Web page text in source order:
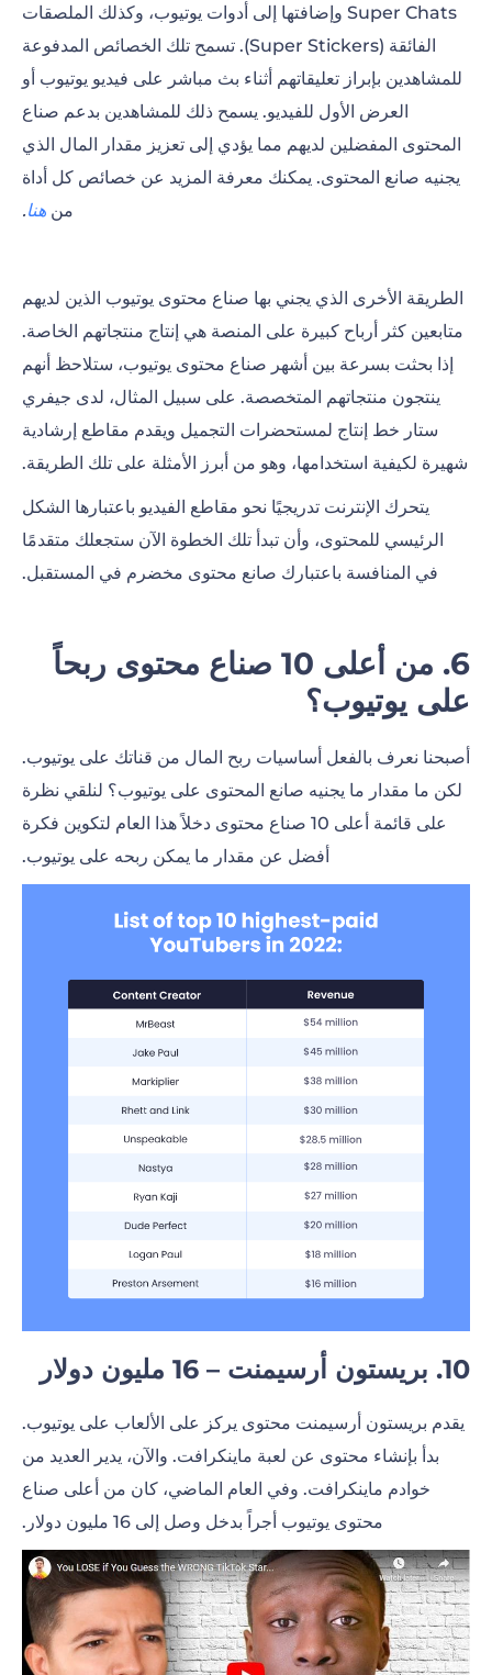
Super Chats وإضافتها إلى أدوات يوتيوب، وكذلك الملصقات
الفائقة (Super Stickers). تسمح تلك الخصائص المدفوعة
للمشاهدين بإبراز تعليقاتهم أثناء بث مباشر على فيديو يوتيوب أو
العرض الأول للفيديو. يسمح ذلك للمشاهدين بدعم صناع
المحتوى المفضلين لديهم مما يؤدي إلى تعزيز مقدار المال الذي
يجنيه صانع المحتوى. يمكنك معرفة المزيد عن خصائص كل أداة
من هنا.
الطريقة الأخرى الذي يجني بها صناع محتوى يوتيوب الذين لديهم
متابعين كثر أرباح كبيرة على المنصة هي إنتاج منتجاتهم الخاصة.
إذا بحثت بسرعة بين أشهر صناع محتوى يوتيوب، ستلاحظ أنهم
ينتجون منتجاتهم المتخصصة. على سبيل المثال، لدى جيفري
ستار خط إنتاج لمستحضرات التجميل ويقدم مقاطع إرشادية
شهيرة لكيفية استخدامها، وهو من أبرز الأمثلة على تلك الطريقة.
يتحرك الإنترنت تدريجيًا نحو مقاطع الفيديو باعتبارها الشكل
الرئيسي للمحتوى، وأن تبدأ تلك الخطوة الآن ستجعلك متقدمًا
في المنافسة باعتبارك صانع محتوى مخضرم في المستقبل.
6. من أعلى 10 صناع محتوى ربحاً
على يوتيوب؟
أصبحنا نعرف بالفعل أساسيات ربح المال من قناتك على يوتيوب.
لكن ما مقدار ما يجنيه صانع المحتوى على يوتيوب؟ لنلقي نظرة
على قائمة أعلى 10 صناع محتوى دخلاً هذا العام لتكوين فكرة
أفضل عن مقدار ما يمكن ربحه على يوتيوب.
10. بريستون أرسيمنت – 16 مليون دولار
يقدم بريستون أرسيمنت محتوى يركز على الألعاب على يوتيوب.
بدأ بإنشاء محتوى عن لعبة ماينكرافت. والآن، يدير العديد من
خوادم ماينكرافت. وفي العام الماضي، كان من أعلى صناع
محتوى يوتيوب أجراً بدخل وصل إلى 16 مليون دولار.